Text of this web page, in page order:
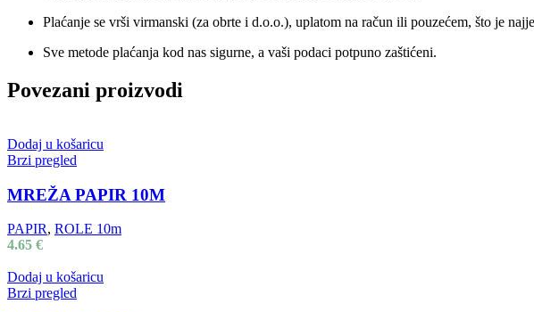
Plaćanje se vrši virmanski (za obrte i d.o.o.), uplatom na račun ili pouzećem, što je
Sve metode plaćanja kod nas sigurne, a vaši podaci potpuno zaštićeni.
Povezani proizvodi
Dodaj u košaricu
Brzi pregled
MREŽA PAPIR 10M
PAPIR, ROLE 10m
4.65 €
Dodaj u košaricu
Brzi pregled